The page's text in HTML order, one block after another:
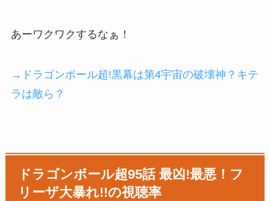
あーワクワクするなぁ！
→ドラゴンボール超!黒幕は第4宇宙の破壊神？キテ
ラは敵ら？
ドラゴンボール超95話 最凶!最悪！フ
リーザ大暴れ!!の視聴率